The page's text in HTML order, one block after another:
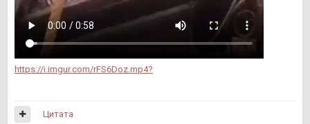
https://i.imgur.com/rFS6Doz.mp4?
Цитата